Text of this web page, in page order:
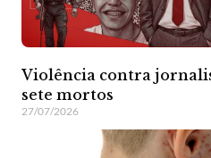
Violência contra
sete mortos
27/07/2026